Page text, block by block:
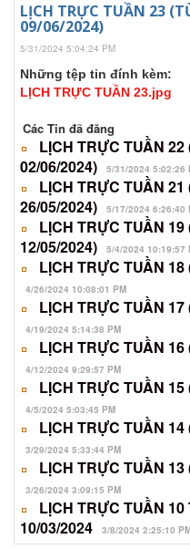
LỊCH TRỰC TUẦN 23
09/06/2024)
5/31/2024 5:04:24 PM
Những tệp tin đính kèm:
LỊCH TRỰC TUẦN 23.jpg
Các Tin đã đăng
LỊCH TRỰC TUẦN
02/06/2024)
5/31/2024 5:02:26
LỊCH TRỰC TUẦN
26/05/2024)
5/17/2024 6:26:40
LỊCH TRỰC TUẦN
12/05/2024)
5/4/2024 10:19:57
LỊCH TRỰC TUẦN
4/26/2024 10:08:01 PM
LỊCH TRỰC TUẦN
4/19/2024 5:14:38 PM
LỊCH TRỰC TUẦN
4/12/2024 9:29:57 PM
LỊCH TRỰC TUẦN
4/5/2024 5:03:45 PM
LỊCH TRỰC TUẦN
3/29/2024 5:33:44 PM
LỊCH TRỰC TUẦN
3/26/2024 3:09:15 PM
LỊCH TRỰC TUẦN
10/03/2024
3/8/2024 2:25:10
hướng dẫn chế độ ăn bệnh lý
quyết định thành lập hội đồng
quyết định thành lập tổ quản lý
qđ phê duyệt danh mục kỷ thuật
bố ...
phân công nhiệm vụ tổ qlcl